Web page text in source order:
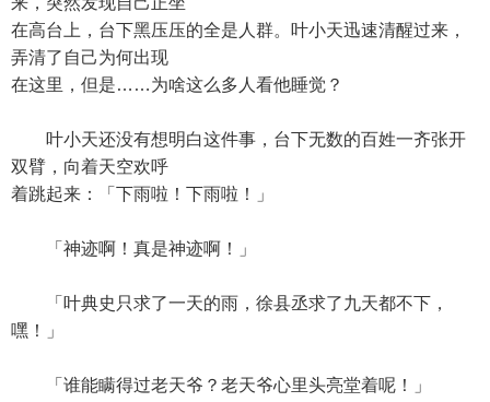
在高台上，台下黑压压的全是人群。叶小天迅速清醒过来，
弄清了自己为何出现
在这里，但是……为啥这么多人看他睡觉？
叶小天还没有想明白这件事，台下无数的百姓一齐张开
双臂，向着天空欢呼
着跳起来：「下雨啦！下雨啦！」
「神迹啊！真是神迹啊！」
「叶典史只求了一天的雨，徐县丞求了九天都不下，
嘿！」
「谁能瞒得过老天爷？老天爷心里头亮堂着呢！」